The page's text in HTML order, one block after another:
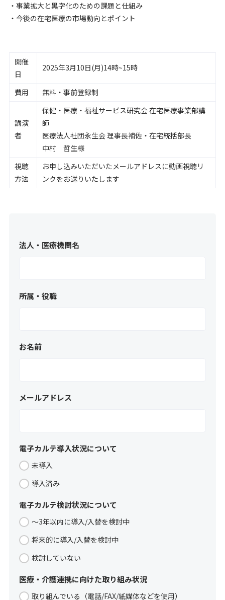
・事業拡大と黒字化のための課題と仕組み
・今後の在宅医療の市場動向とポイント
開催
日
2025年3月10日(月)14時~15時
費用 無料・事前登録制
講演
者
保健・医療・福祉サービス研究会 在宅医療事業部講
師
医療法人社団永生会 理事長補佐・在宅統括部長
中村 哲生様
視聴
方法
お申し込みいただいたメールアドレスに動画視聴リ
ンクをお送りいたします
法人・医療機関名
所属・役職
お名前
メールアドレス
電子カルテ導入状況について
未導入
導入済み
電子カルテ検討状況について
～3年以内に導入/入替を検討中
将来的に導入/入替を検討中
検討していない
医療・介護連携に向けた取り組み状況
取り組んでいる（電話/FAX/紙媒体などを使用）